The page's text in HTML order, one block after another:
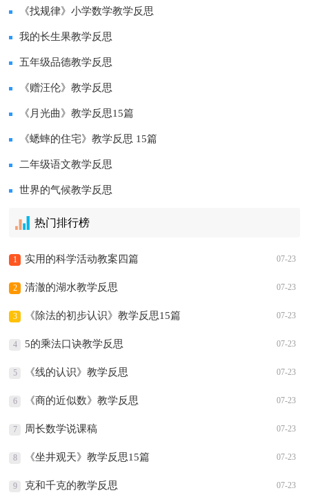
《找规律》小学数学教学反思
我的长生果教学反思
五年级品德教学反思
《赠汪伦》教学反思
《月光曲》教学反思15篇
《蟋蟀的住宅》教学反思 15篇
二年级语文教学反思
世界的气候教学反思
热门排行榜
1 07-23
实用的科学活动教案四篇
2 07-23
清澈的湖水教学反思
3 07-23
《除法的初步认识》教学反思15篇
4 07-23
5的乘法口诀教学反思
5 07-23
《线的认识》教学反思
6 07-23
《商的近似数》教学反思
7 07-23
周长数学说课稿
8 07-23
《坐井观天》教学反思15篇
9 07-23
克和千克的教学反思